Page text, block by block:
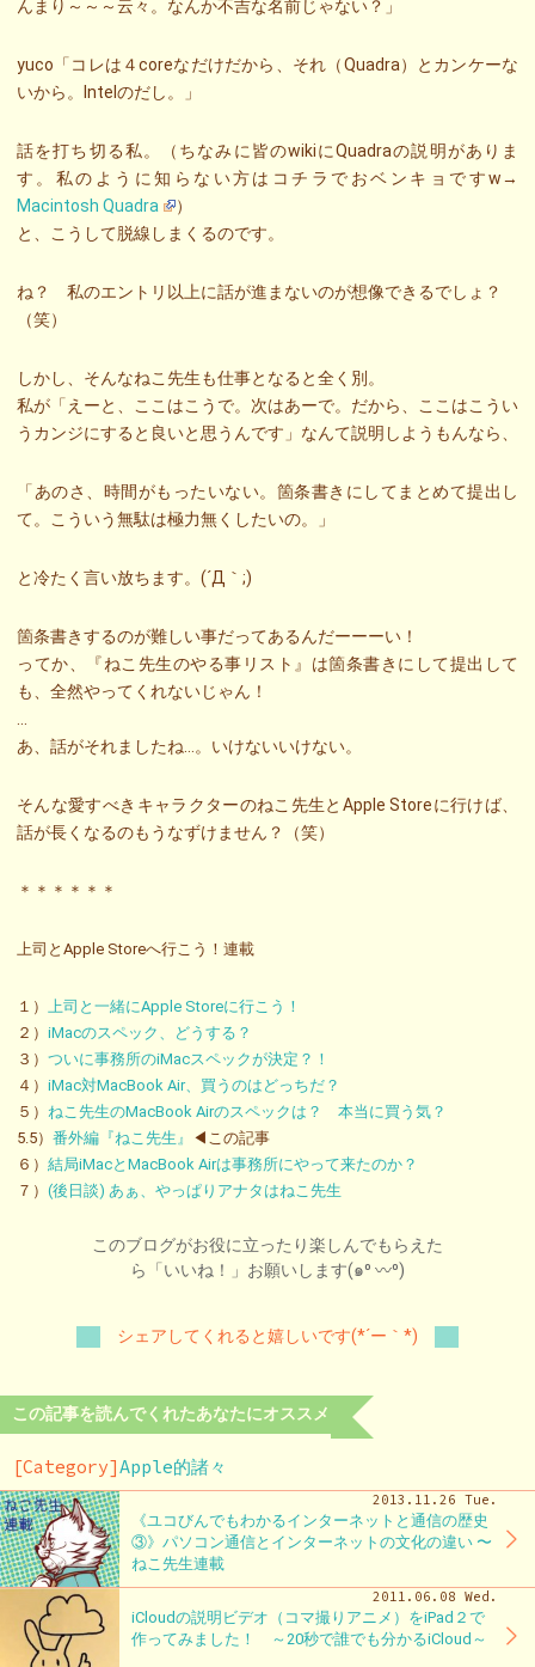
んまり～～～云々。なんか不吉な名前じゃない？」
yuco「コレは４coreなだけだから、それ（Quadra）とカンケーな
いから。Intelのだし。」
話を打ち切る私。（ちなみに皆のwikiにQuadraの説明がありま
す。私のように知らない方はコチラでおベンキョですw→
Macintosh Quadra
）
と、こうして脱線しまくるのです。
ね？ 私のエントリ以上に話が進まないのが想像できるでしょ？
（笑）
しかし、そんなねこ先生も仕事となると全く別。
私が「えーと、ここはこうで。次はあーで。だから、ここはこうい
うカンジにすると良いと思うんです」なんて説明しようもんなら、
「あのさ、時間がもったいない。箇条書きにしてまとめて提出し
て。こういう無駄は極力無くしたいの。」
と冷たく言い放ちます。(´Д｀;)
箇条書きするのが難しい事だってあるんだーーーい！
ってか、『ねこ先生のやる事リスト』は箇条書きにして提出して
も、全然やってくれないじゃん！
あ、話がそれましたね…。いけないいけない。
そんな愛すべきキャラクターのねこ先生とApple Storeに行けば、
話が長くなるのもうなずけません？（笑）
＊＊＊＊＊＊
上司とApple Storeへ行こう！連載
１） 上司と一緒にApple Storeに行こう！
２） iMacのスペック、どうする？
３） ついに事務所のiMacスペックが決定？！
４） iMac対MacBook Air、買うのはどっちだ？
５） ねこ先生のMacBook Airのスペックは？ 本当に買う気？
5.5） 番外編『ねこ先生』
◀この記事
６） 結局iMacとMacBook Airは事務所にやって来たのか？
７） (後日談) あぁ、やっぱりアナタはねこ先生
このブログがお役に立ったり楽しんでもらえた
ら「いいね！」お願いします(๑⁰ 〰⁰)
シェアしてくれると嬉しいです(*´ー｀*)
この記事を読んでくれたあなたにオススメ
[Category]Apple的諸々
2013.11.26 Tue.
《ユコびんでもわかるインターネットと通信の歴史
③》パソコン通信とインターネットの文化の違い 〜
ねこ先生連載
2011.06.08 Wed.
iCloudの説明ビデオ（コマ撮りアニメ）をiPad２で
作ってみました！ ～20秒で誰でも分かるiCloud～